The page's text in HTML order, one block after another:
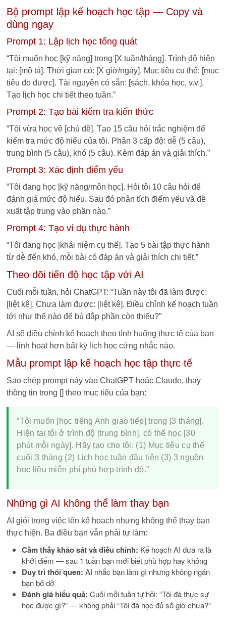
Bộ prompt lập kế hoạch học tập — Copy và
dùng ngay
Prompt 1: Lập lịch học tổng quát
“Tôi muốn học [kỹ năng] trong [X tuần/tháng]. Trình độ hiện
tại: [mô tả]. Thời gian có: [X giờ/ngày]. Mục tiêu cụ thể: [mục
tiêu đo được]. Tài nguyên có sẵn: [sách, khóa học, v.v.].
Tạo lịch học chi tiết theo tuần.”
Prompt 2: Tạo bài kiểm tra kiến thức
“Tôi vừa học về [chủ đề]. Tạo 15 câu hỏi trắc nghiệm để
kiểm tra mức độ hiểu của tôi. Phân 3 cấp độ: dễ (5 câu),
trung bình (5 câu), khó (5 câu). Kèm đáp án và giải thích.”
Prompt 3: Xác định điểm yếu
“Tôi đang học [kỹ năng/môn học]. Hỏi tôi 10 câu hỏi để
đánh giá mức độ hiểu. Sau đó phân tích điểm yếu và đề
xuất tập trung vào phần nào.”
Prompt 4: Tạo ví dụ thực hành
“Tôi đang học [khái niệm cụ thể]. Tạo 5 bài tập thực hành
từ dễ đến khó, mỗi bài có đáp án và giải thích chi tiết.”
Theo dõi tiến độ học tập với AI
Cuối mỗi tuần, hỏi ChatGPT: “Tuần này tôi đã làm được:
[liệt kê]. Chưa làm được: [liệt kê]. Điều chỉnh kế hoạch tuần
tới như thế nào để bù đắp phần còn thiếu?”
AI sẽ điều chỉnh kế hoạch theo tình huống thực tế của bạn
— linh hoạt hơn bất kỳ lịch học cứng nhắc nào.
Mẫu prompt lập kế hoạch học tập thực tế
Sao chép prompt này vào ChatGPT hoặc Claude, thay
thông tin trong [] theo mục tiêu của bạn:
“Tôi muốn [học tiếng Anh giao tiếp] trong [3 tháng].
Hiện tại tôi ở trình độ [trung bình], có thể học [30
phút mỗi ngày]. Hãy tạo cho tôi: (1) Mục tiêu cụ thể
cuối 3 tháng (2) Lịch học tuần đầu tiên (3) 3 nguồn
học liệu miễn phí phù hợp trình độ.”
Những gì AI không thể làm thay bạn
AI giỏi trong việc lên kế hoạch nhưng không thể thay bạn
thực hiện. Ba điều bạn vẫn phải tự làm:
Cầm thấy khảo sát và điều chỉnh: Kế hoạch AI đưa ra là
khởi điểm — sau 1 tuần bạn mới biết phù hợp hay không
Duy trì thói quen: AI nhắc bạn làm gì nhưng không ngăn
bạn bỏ dở
Đánh giá hiểu quả: Cuối mỗi tuần tự hỏi: “Tôi đã thực sự
học được gì?” — không phải “Tôi đã học đủ số giờ chưa?”